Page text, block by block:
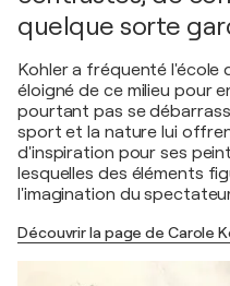
quelque sorte
Kohler a fréquenté l'école
éloigné de ce milieu pour
pourtant pas se
sport et la nature lui
d'inspiration pour ses
lesquelles des éléments
l'imagination du
Découvrir la page de Carole